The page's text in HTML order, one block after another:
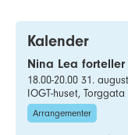
Kalender
Nina Lea
18.00-20.00 31.
IOGT-huset,
Arrangementer